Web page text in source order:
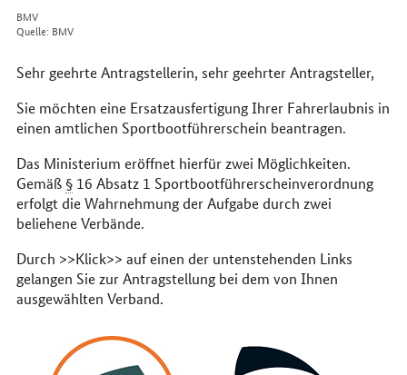
BMV
Quelle: BMV
Sehr geehrte Antragstellerin, sehr geehrter Antragsteller,
Sie möchten eine Ersatzausfertigung Ihrer Fahrerlaubnis in
einen amtlichen Sportbootführerschein beantragen.
Das Ministerium eröffnet hierfür zwei Möglichkeiten.
Gemäß§16 Absatz 1 Sportbootführerscheinverordnung
erfolgt die Wahrnehmung der Aufgabe durch zwei
beliehene Verbände.
Durch >>Klick>> auf einen der untenstehenden Links
gelangen Sie zur Antragstellung bei dem von Ihnen
ausgewählten Verband.